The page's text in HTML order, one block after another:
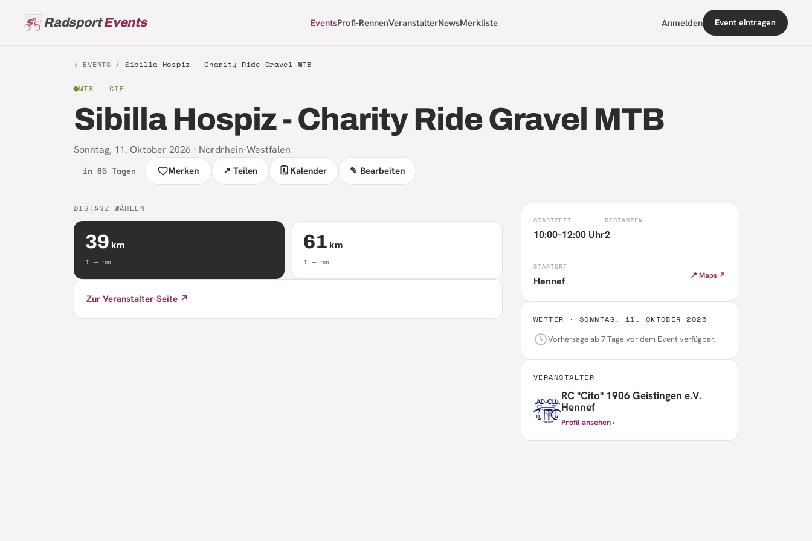
RadsportEvents EventsProfi-RennenVeranstalterNewsMerkliste Anmelden Event eintragen
‹ EVENTS / Sibilla Hospiz - Charity Ride Gravel MTB
MTB · CTF
Sibilla Hospiz - Charity Ride Gravel MTB
Sonntag, 11. Oktober 2026 · Nordrhein-Westfalen
in 65 Tagen Merken ↗ Teilen 🗓 Kalender ✎ Bearbeiten
DISTANZ WÄHLEN
39 km
↑ —hm
61 km
↑ —hm
Zur Veranstalter-Seite ↗
STARTZEIT
10:00–12:00 Uhr
DISTANZEN
2
STARTORT
Hennef 📍 Maps ↗
WETTER · SONNTAG, 11. OKTOBER 2026
Vorhersage ab 7 Tage vor dem Event verfügbar.
VERANSTALTER
RC "Cito" 1906 Geistingen e.V.
Hennef
Profil ansehen ›